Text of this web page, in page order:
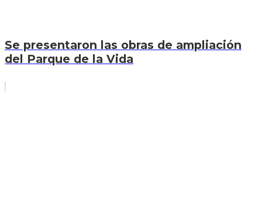
Se presentaron las obras de ampliación
del Parque de la Vida